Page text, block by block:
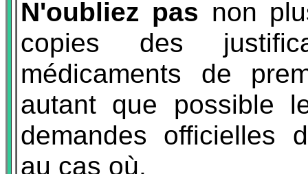
N'oubliez pas non
copies des
médicaments de
autant que possible
demandes officielles
au cas où.